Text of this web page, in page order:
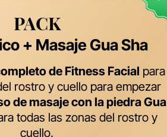
de Fitness Facial para
rostro y cuello para empezar
de masaje con la piedra Gua
todas las zonas del rostro y
cuello.
PACK
+ Masaje Gua Sha